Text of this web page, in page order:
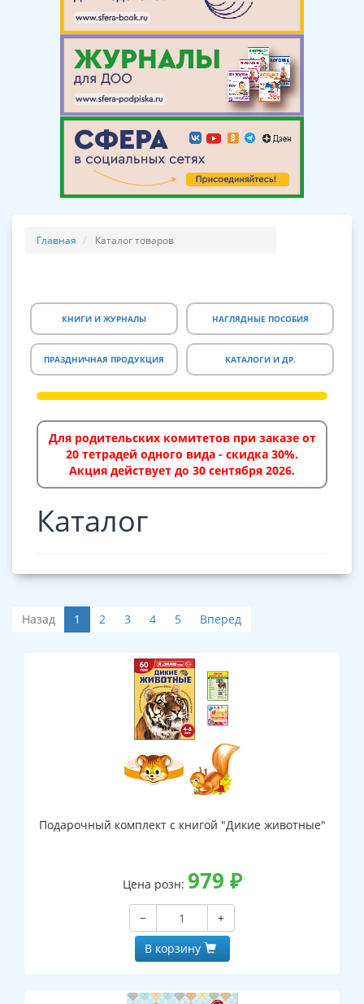
Главная Каталог товаров
КНИГИ И ЖУРНАЛЫ НАГЛЯДНЫЕ ПОСОБИЯ
ПРАЗДНИЧНАЯ ПРОДУКЦИЯ КАТАЛОГИ И ДР.
Для родительских комитетов при заказе от
20 тетрадей одного вида - скидка 30%.
Акция действует до 30 сентября 2026.
Каталог
Назад 1 2 3 4 5 Вперед
Подарочный комплект с книгой "Дикие животные"
Цена розн: 979 ₽
−
+
В корзину